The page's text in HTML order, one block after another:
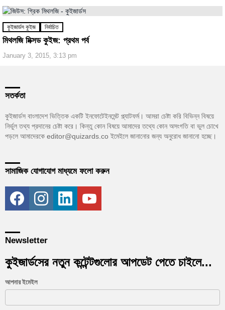
কুইজার্ডস কুইজ নির্বাচিত
মিথলজি মিক্সড কুইজ: প্রথম পর্ব
January 3, 2015, 3:13 pm
সতর্কতা
কুইজার্ডস বাংলাদেশ ভিত্তিক একটি ইনফোটেইনমেন্ট প্ল্যাটফর্ম। আমরা চেষ্টা করি বিভিন্ন বিষয়ে
নির্ভুল তথ্য প্রদানের চেষ্টা করে। কিন্তু কোন বিষয়ে আমাদের তথ্যে কোন অসংগতি বা ভুল চোখে
পড়লে আমাদেরকে editor@quizards.co ইমেইলে জানানোর জন্য অনুরোধ জানানো হচ্ছে।
সামাজিক যোগাযোগ মাধ্যমে ফলো করুন
facebookinstagramlinkedin youtube
Newsletter
কুইজার্ডসের নতুন কন্টেন্টগুলোর আপডেট পেতে চাইলে...
আপনার ইমেইল